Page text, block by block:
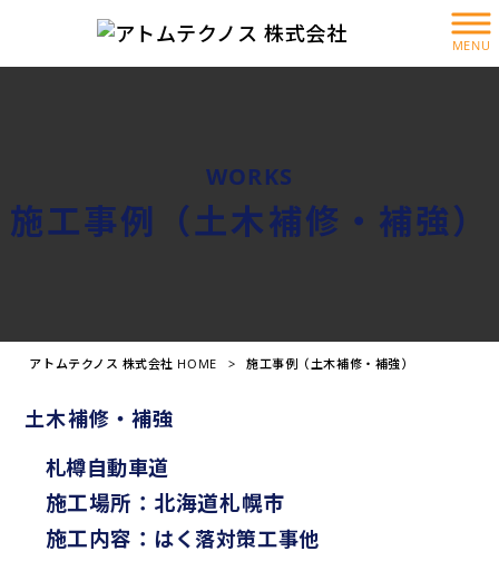
MENU
WORKS
施工事例（土木補修・補強）
アトムテクノス 株式会社 HOME > 施工事例（土木補修・補強）
土木補修・補強
札樽自動車道
施工場所： 北海道札幌市
施工内容： はく落対策工事他